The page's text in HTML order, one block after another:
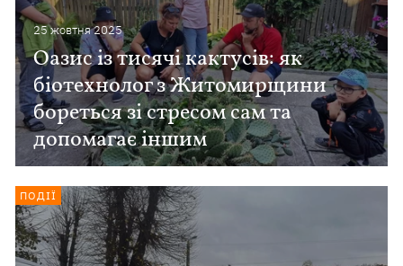
25 жовтня 2025
Оазис із тисячі кактусів: як
біотехнолог з Житомирщини
бореться зі стресом сам та
допомагає іншим
ПОДІЇ